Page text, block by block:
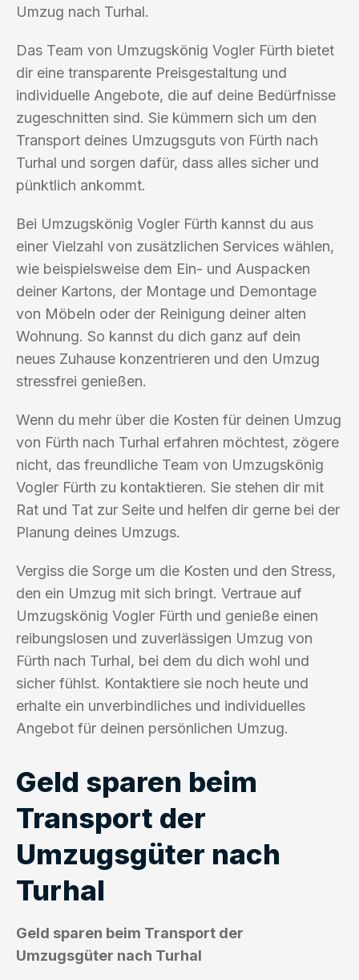
Umzug nach Turhal.
Das Team von Umzugskönig Vogler Fürth bietet
dir eine transparente Preisgestaltung und
individuelle Angebote, die auf deine Bedürfnisse
zugeschnitten sind. Sie kümmern sich um den
Transport deines Umzugsguts von Fürth nach
Turhal und sorgen dafür, dass alles sicher und
pünktlich ankommt.
Bei Umzugskönig Vogler Fürth kannst du aus
einer Vielzahl von zusätzlichen Services wählen,
wie beispielsweise dem Ein- und Auspacken
deiner Kartons, der Montage und Demontage
von Möbeln oder der Reinigung deiner alten
Wohnung. So kannst du dich ganz auf dein
neues Zuhause konzentrieren und den Umzug
stressfrei genießen.
Wenn du mehr über die Kosten für deinen Umzug
von Fürth nach Turhal erfahren möchtest, zögere
nicht, das freundliche Team von Umzugskönig
Vogler Fürth zu kontaktieren. Sie stehen dir mit
Rat und Tat zur Seite und helfen dir gerne bei der
Planung deines Umzugs.
Vergiss die Sorge um die Kosten und den Stress,
den ein Umzug mit sich bringt. Vertraue auf
Umzugskönig Vogler Fürth und genieße einen
reibungslosen und zuverlässigen Umzug von
Fürth nach Turhal, bei dem du dich wohl und
sicher fühlst. Kontaktiere sie noch heute und
erhalte ein unverbindliches und individuelles
Angebot für deinen persönlichen Umzug.
Geld sparen beim
Transport der
Umzugsgüter nach
Turhal
Geld sparen beim Transport der
Umzugsgüter nach Turhal